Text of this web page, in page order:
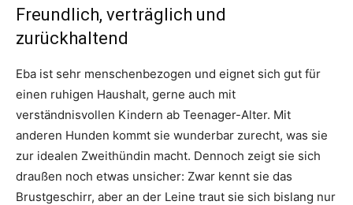
Freundlich, verträglich und
zurückhaltend
Eba ist sehr menschenbezogen und eignet sich gut für
einen ruhigen Haushalt, gerne auch mit
verständnisvollen Kindern ab Teenager-Alter. Mit
anderen Hunden kommt sie wunderbar zurecht, was sie
zur idealen Zweithündin macht. Dennoch zeigt sie sich
draußen noch etwas unsicher: Zwar kennt sie das
Brustgeschirr, aber an der Leine traut sie sich bislang nur